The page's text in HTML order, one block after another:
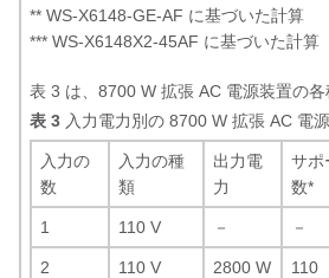
** WS-X6148-GE-AF に基づいた計算
*** WS-X6148X2-45AF に基づいた計算
表 3 は、8700 W 拡張 AC 電源装置の
表 3 入力電力別の 8700 W 拡張 AC 電
入力の
数
入力の種
類
出力電
力
サポ
数*
1 110 V － －
2 110 V 2800 W 110